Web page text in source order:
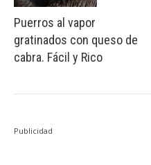
Puerros al vapor
gratinados con queso de
cabra. Fácil y Rico
Publicidad